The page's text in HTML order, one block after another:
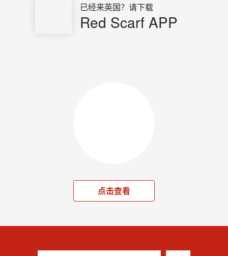
已经来英国？请下载
Red Scarf APP
点击查看